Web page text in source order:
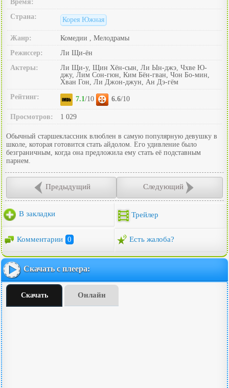
Время:
Страна:
Корея Южная
Жанр:
Комедии , Мелодрамы
Режиссер:
Ли Щи-ён
Актеры:
Ли Щи-у, Щин Хён-сын, Ли Ын-джэ, Чхве Ю-
джу, Лим Сон-гюн, Ким Бён-гван, Чон Бо-мин,
Хван Гон, Ли Джон-джун, Ан Дэ-гём
Рейтинг:
7.1/10 6.6/10
Просмотров: 1 029
Обычный старшеклассник влюблен в самую популярную девушку в
школе, которая готовится стать айдолом. Его удивление было
безграничным, когда она предложила ему стать её подставным
парнем.
Предыдущий Следующий
В закладки Трейлер
Комментарии 0 Есть жалоба?
Скачать с плеера:
Скачать Онлайн